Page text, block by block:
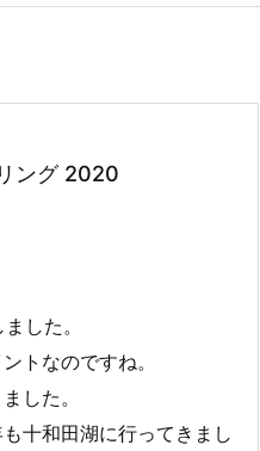
ング 2020
した。
トなのですね。
した。
十和田湖に行ってきまし